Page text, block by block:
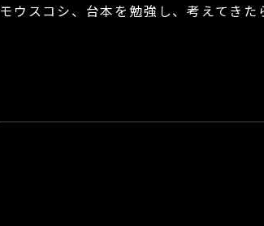
モウスコシ、台本を勉強し、考えてきた